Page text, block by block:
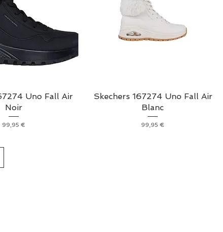
Uno Fall Air
Noir
Prix
99,95 €
Skechers 167274 Uno Fall Air
Blanc
Prix
99,95 €